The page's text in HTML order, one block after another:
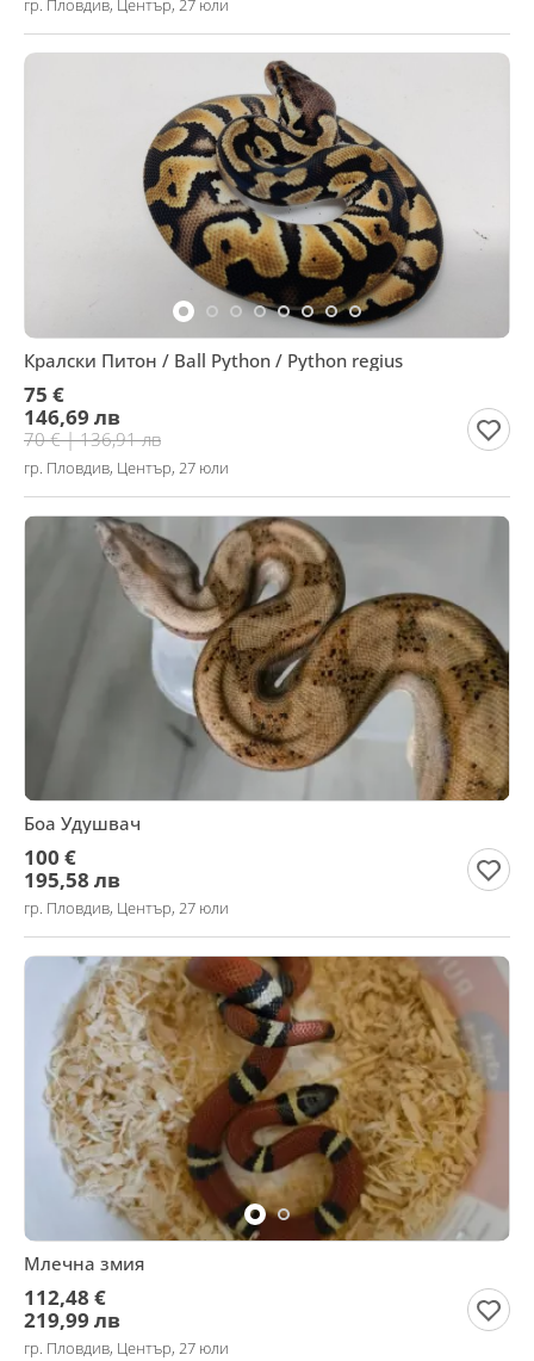
гр. Пловдив, Център, 27 юли
Кралски Питон / Ball Python / Python regius
75 €
146,69 лв
70 € | 136,91 лв
гр. Пловдив, Център, 27 юли
Боа Удушвач
100 €
195,58 лв
гр. Пловдив, Център, 27 юли
Млечна змия
112,48 €
219,99 лв
гр. Пловдив, Център, 27 юли